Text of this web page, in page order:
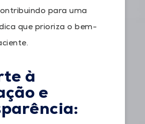
para uma
que prioriza o bem-
à
e